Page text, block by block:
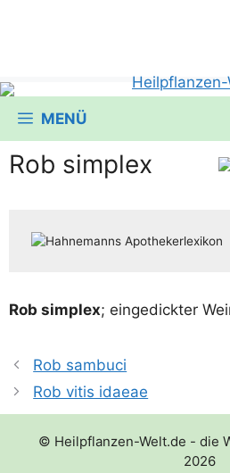
MENÜ
Rob simplex
Rob sim­plex; ein­ge­dick­ter
Rob sambuci
Rob vitis idaeae
© Heilpflanzen-Welt.de - die
2026